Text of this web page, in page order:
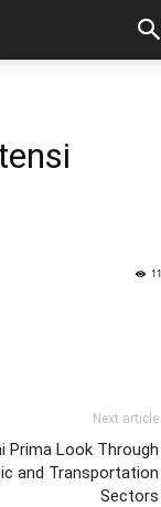
Next article
Prima Look Through
and Transportation
Sectors